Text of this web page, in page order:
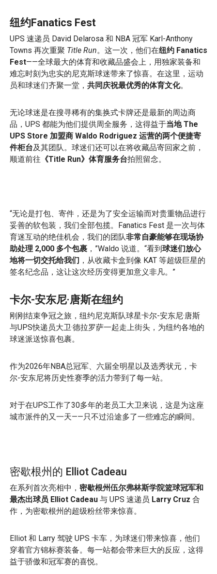
纽约Fanatics Fest
UPS 速递员 David Delarosa 和 NBA 冠军 Karl-Anthony
Towns 再次重聚 Title Run。这一次，他们在纽约 Fanatics
Fest——全球最大的体育和收藏品盛会上，用独家装备和
难忘时刻为忠实的尼克斯球迷带来了惊喜。在这里，运动
员和球迷们齐聚一堂， 共同庆祝最优秀的体育文化。
无论球迷是在搜寻稀有的集换式卡牌还是最新的周边商
品，UPS 都能为他们提供周全服务，这得益于当地 The
UPS Store 加盟商 Waldo Rodriguez 运营的两个便捷寄
件柜台及其团队。球迷们还可以在将收藏品寄回家之前，
顺道前往 《Title Run》体育服务台拍照留念。
“无论是打包、寄件，还是为了安全运输而对贵重物品进行
妥善的软包装，我们全部包揽。Fanatics Fest 是一次与体
育迷互动的绝佳机会，我们的团队非常自豪能够在现场协
助处理 2,000 多个包裹 ，”Waldo 说道。“看到球迷们放心
地将一切交托给我们 ，从收藏卡盒到像 KAT 等超级巨星的
签名纪念品，这让这次经历变得更加意义非凡。”
卡尔-安东尼·唐斯在纽约
刚刚结束争冠之旅，纽约尼克斯队球星卡尔-安东尼·唐斯
与UPS快递员大卫·德拉罗萨一起走上街头，为纽约各地的
球迷派送惊喜包裹。
作为2026年NBA总冠军、六届全明星以及选秀状元，卡
尔-安东尼将历史性赛季的活力带到了每一站。
对于在UPS工作了30多年的老员工大卫来说，这是为这座
城市派件的又一天——只不过沿途多了一些难忘的瞬间。
密歇根州的 Elliot Cadeau
在系列首次亮相中， 密歇根州伍尔弗林斯学院篮球冠军和
最杰出球员 Elliot Cadeau 与 UPS 速递员 Larry Cruz 合
作，为密歇根州的超级粉丝带来惊喜。
Elliot 和 Larry 驾驶 UPS 卡车，为球迷们带来惊喜，他们
穿着官方锦标赛装备。每一站都会带来巨大的反应，这得
益于骄傲和冠军赛的喜悦。